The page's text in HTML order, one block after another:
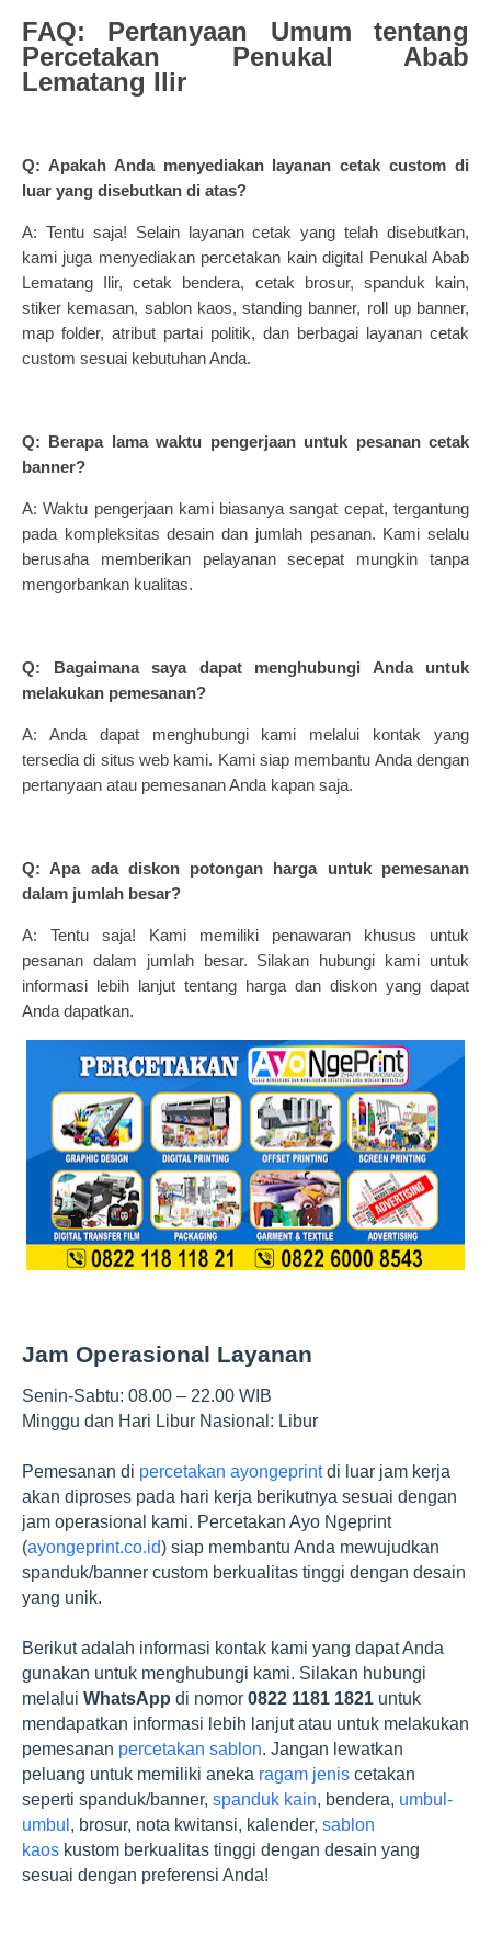
FAQ: Pertanyaan Umum tentang
Percetakan Penukal Abab
Lematang Ilir
Q: Apakah Anda menyediakan layanan cetak custom di
luar yang disebutkan di atas?
A: Tentu saja! Selain layanan cetak yang telah disebutkan,
kami juga menyediakan percetakan kain digital Penukal Abab
Lematang Ilir, cetak bendera, cetak brosur, spanduk kain,
stiker kemasan, sablon kaos, standing banner, roll up banner,
map folder, atribut partai politik, dan berbagai layanan cetak
custom sesuai kebutuhan Anda.
Q: Berapa lama waktu pengerjaan untuk pesanan cetak
banner?
A: Waktu pengerjaan kami biasanya sangat cepat, tergantung
pada kompleksitas desain dan jumlah pesanan. Kami selalu
berusaha memberikan pelayanan secepat mungkin tanpa
mengorbankan kualitas.
Q: Bagaimana saya dapat menghubungi Anda untuk
melakukan pemesanan?
A: Anda dapat menghubungi kami melalui kontak yang
tersedia di situs web kami. Kami siap membantu Anda dengan
pertanyaan atau pemesanan Anda kapan saja.
Q: Apa ada diskon potongan harga untuk pemesanan
dalam jumlah besar?
A: Tentu saja! Kami memiliki penawaran khusus untuk
pesanan dalam jumlah besar. Silakan hubungi kami untuk
informasi lebih lanjut tentang harga dan diskon yang dapat
Anda dapatkan.
Jam Operasional Layanan
Senin-Sabtu: 08.00 – 22.00 WIB
Minggu dan Hari Libur Nasional: Libur
Pemesanan di percetakan ayongeprintdi luar jam kerja
akan diproses pada hari kerja berikutnya sesuai dengan
jam operasional kami. Percetakan Ayo Ngeprint
(ayongeprint.co.id) siap membantu Anda mewujudkan
spanduk/banner custom berkualitas tinggi dengan desain
yang unik.
Berikut adalah informasi kontak kami yang dapat Anda
gunakan untuk menghubungi kami. Silakan hubungi
melalui WhatsApp di nomor 0822 1181 1821 untuk
mendapatkan informasi lebih lanjut atau untuk melakukan
pemesanan percetakan sablon. Jangan lewatkan
peluang untuk memiliki aneka ragam jenis cetakan
seperti spanduk/banner, spanduk kain, bendera, umbul-
umbul , brosur, nota kwitansi, kalender, sablon
kaos kustom berkualitas tinggi dengan desain yang
sesuai dengan preferensi Anda!